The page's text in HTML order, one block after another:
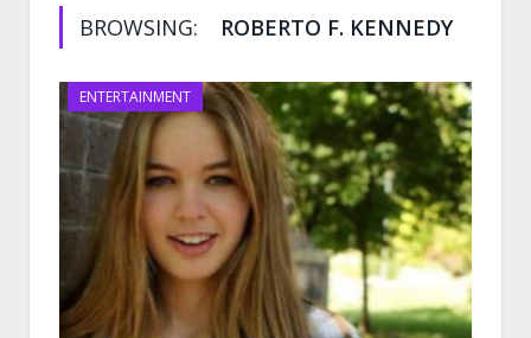
BROWSING: ROBERTO F. KENNEDY
ENTERTAINMENT